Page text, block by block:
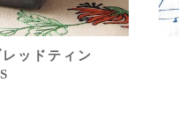
ッドティン